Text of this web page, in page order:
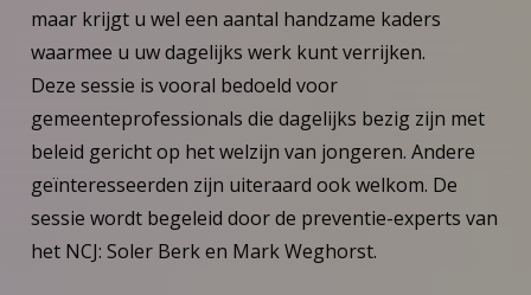
maar krijgt u wel een aantal handzame kaders
waarmee u uw dagelijks werk kunt verrijken.
Deze sessie is vooral bedoeld voor
gemeenteprofessionals die dagelijks bezig zijn met
beleid gericht op het welzijn van jongeren. Andere
geïnteresseerden zijn uiteraard ook welkom. De
sessie wordt begeleid door de preventie-experts van
het NCJ: Soler Berk en Mark Weghorst.